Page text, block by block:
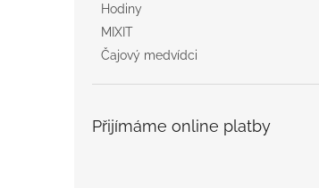
Hodiny
MIXIT
Čajový medvídci
Přijímáme online platby